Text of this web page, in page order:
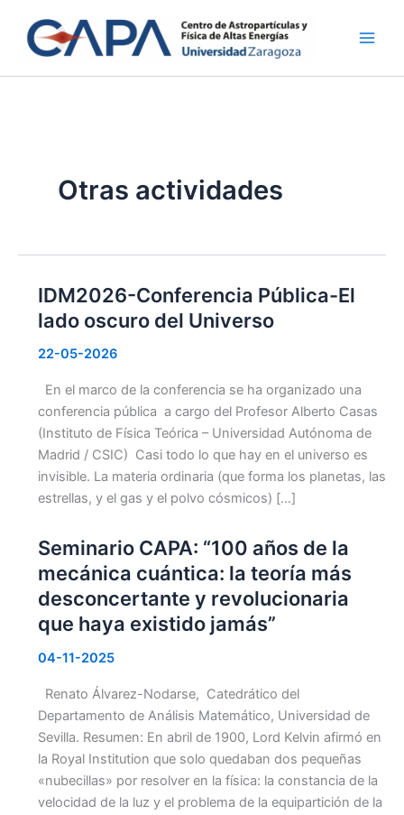
contenido
Otras actividades
IDM2026-Conferencia Pública-El
lado oscuro del Universo
22-05-2026
En el marco de la conferencia se ha organizado una
conferencia pública a cargo del Profesor Alberto Casas
(Instituto de Física Teórica – Universidad Autónoma de
Madrid / CSIC) Casi todo lo que hay en el universo es
invisible. La materia ordinaria (que forma los planetas, las
estrellas, y el gas y el polvo cósmicos) […]
Seminario CAPA: “100 años de la
mecánica cuántica: la teoría más
desconcertante y revolucionaria
que haya existido jamás”
04-11-2025
Renato Álvarez-Nodarse, Catedrático del
Departamento de Análisis Matemático, Universidad de
Sevilla. Resumen: En abril de 1900, Lord Kelvin afirmó en
la Royal Institution que solo quedaban dos pequeñas
«nubecillas» por resolver en la física: la constancia de la
velocidad de la luz y el problema de la equipartición de la